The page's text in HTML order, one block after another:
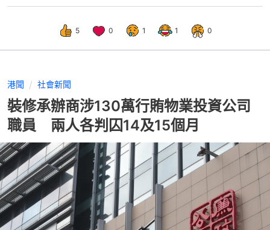
5 0 1 1 0
港聞 社會新聞
裝修承辦商涉130萬行賄物業投資公司
職員 兩人各判囚14及15個月